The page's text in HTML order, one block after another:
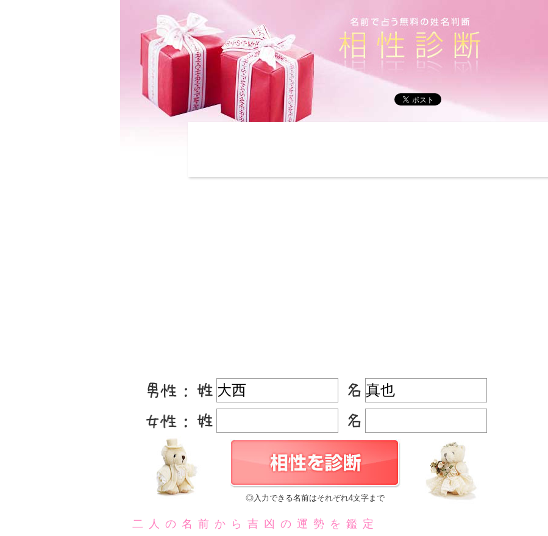
◎入力できる名前はそれぞれ4文字まで
二人の名前から吉凶の運勢を鑑定